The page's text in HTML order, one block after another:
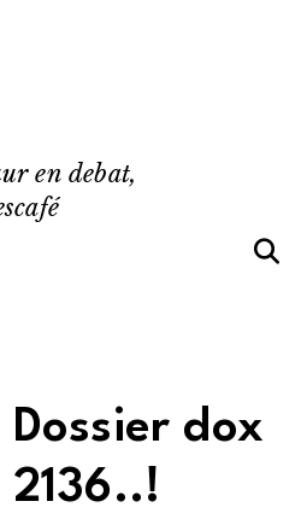
en debat,
Dossier dox
2136..!